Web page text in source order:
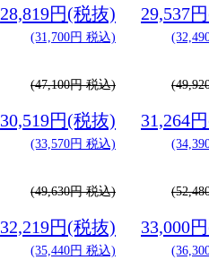
28,819円(税抜)
(31,700円 税込)
29,537
(47,100円 税込)
30,519円(税抜)
(33,570円 税込)
31,264
(49,630円 税込)
32,219円(税抜)
(35,440円 税込)
33,000